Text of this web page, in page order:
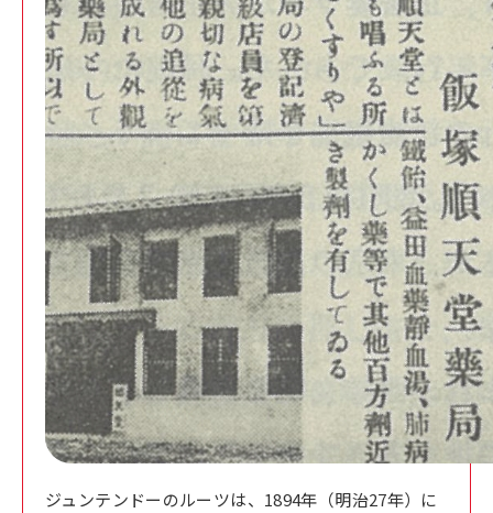
ジュンテンドーのルーツは、1894年（明治27年）に